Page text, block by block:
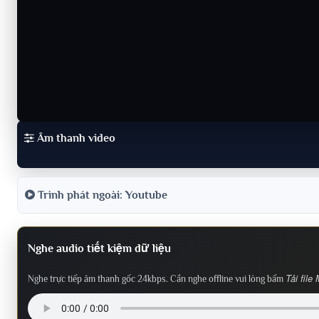
Âm thanh video
Trình phát ngoài: Youtube
Nghe audio tiết kiệm dữ liệu
Nghe trực tiếp âm thanh gốc 24kbps. Cần nghe offline vui lòng bấm Tải file